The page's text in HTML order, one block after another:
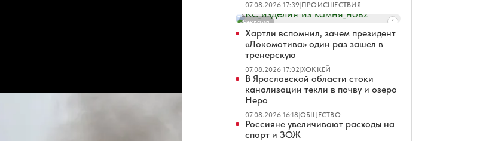
07.08.2026 17:39|ПРОИСШЕСТВИЯ
Реклама
Хартли вспомнил, зачем президент
«Локомотива» один раз зашел в
тренерскую
07.08.2026 17:02|ХОККЕЙ
В Ярославской области стоки
канализации текли в почву и озеро
Неро
07.08.2026 16:18|ОБЩЕСТВО
Россияне увеличивают расходы на
спорт и ЗОЖ